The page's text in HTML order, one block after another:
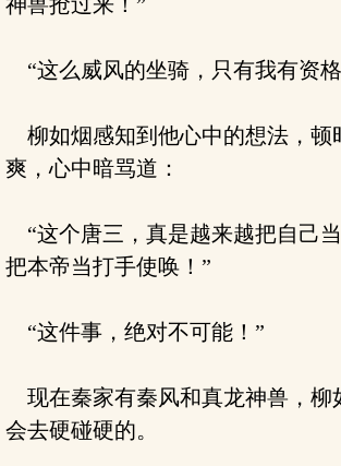
“这么威风的坐骑，只有我有资
柳如烟感知到他心中的想法，顿
爽，心中暗骂道：
“这个唐三，真是越来越把自己
把本帝当打手使唤！”
“这件事，绝对不可能！”
现在秦家有秦风和真龙神兽，柳
会去硬碰硬的。